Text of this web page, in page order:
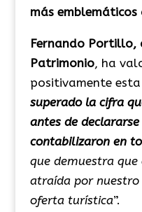
más emblemáticos
Fernando Portillo,
Patrimonio, ha
positivamente
superado la cifra
antes de
contabilizaron en
que demuestra que
atraída por
oferta turística”.